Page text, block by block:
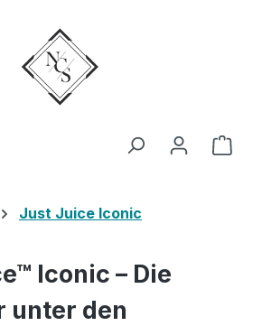
Just Juice Iconic
Iconic – Die
unter den